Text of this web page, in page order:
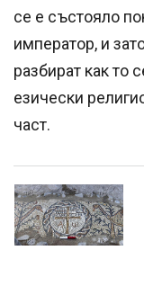
се е състояло
император, и
разбират как то
езически
част.